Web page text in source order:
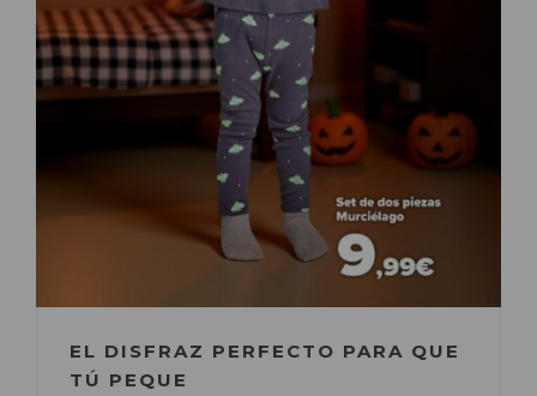
EL DISFRAZ PERFECTO PARA QUE
TÚ PEQUE